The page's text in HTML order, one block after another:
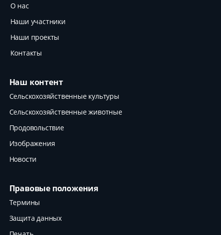
О нас
Наши участники
Наши проекты
Контакты
Наш контент
Сельскохозяйственные культуры
Сельскохозяйственные животные
Продовольствие
Изображения
Новости
Правовые положения
Термины
Защита данных